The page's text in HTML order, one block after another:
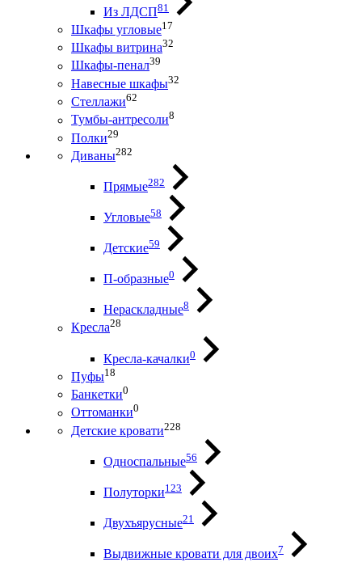
Из ЛДСП81
Шкафы угловые17
Шкафы витрина32
Шкафы-пенал39
Навесные шкафы32
Стеллажи62
Тумбы-антресоли8
Полки29
Диваны282
Прямые282
Угловые58
Детские59
П-образные0
Нераскладные8
Кресла28
Кресла-качалки0
Пуфы18
Банкетки0
Оттоманки0
Детские кровати228
Односпальные56
Полуторки123
Двухъярусные21
Выдвижные кровати для двоих7